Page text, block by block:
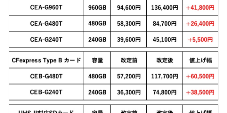
う」にブチギレｗｗｗ
【〈物語〉シリーズ】セガ「忍野忍」「斧乃木余接」プライ
ズフィギュア【彩色原型公開】
【画像】令和最新版のあのちゃん、可愛過ぎてワイらにブッ
刺さりまくりw w w w w w
【ナイトレイン】 舐め腐ったネタビルドで床舐めしまくる
「俺って面白いやろ？」みたいな寒い奴
連合のモルモット部隊の部隊長になりました 第45話